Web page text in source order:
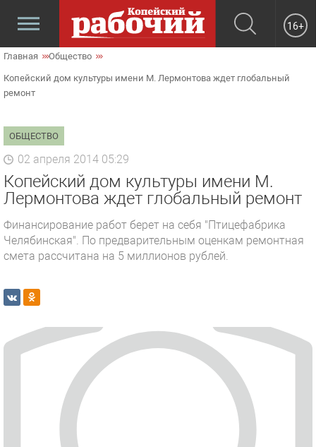
16+
Главная Общество
Копейский дом культуры имени М. Лермонтова ждет глобальный
ремонт
ОБЩЕСТВО
02 апреля 2014 05:29
Копейский дом культуры имени М.
Лермонтова ждет глобальный ремонт
Финансирование работ берет на себя "Птицефабрика
Челябинская". По предварительным оценкам ремонтная
смета рассчитана на 5 миллионов рублей.